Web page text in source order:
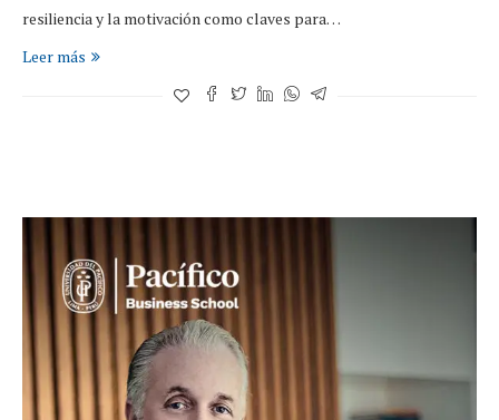
resiliencia y la motivación como claves para…
Leer más